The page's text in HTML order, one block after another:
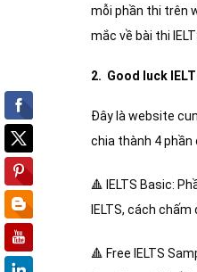
mỗi phần thi trên
mắc về bài thi
2. Good luck
Đây là website
chia thành 4 phần
🔺 IELTS Basic:
IELTS, cách
🔺 Free IELTS